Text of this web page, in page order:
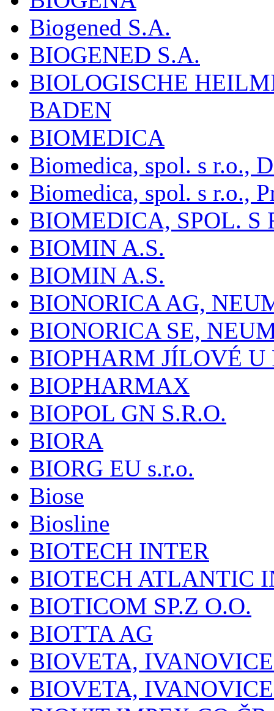
Biogened S.A.
BIOGENED S.A.
BIOLOGISCHE
BADEN
BIOMEDICA
Biomedica, spol. s r.o.,
Biomedica, spol. s r.o.,
BIOMEDICA, SPOL. S
BIOMIN A.S.
BIOMIN A.S.
BIONORICA AG,
BIONORICA SE,
BIOPHARM JÍLOVÉ U
BIOPHARMAX
BIOPOL GN S.R.O.
BIORA
BIORG EU s.r.o.
Biose
Biosline
BIOTECH INTER
BIOTECH ATLANTIC
BIOTICOM SP.Z O.O.
BIOTTA AG
BIOVETA,
BIOVETA,